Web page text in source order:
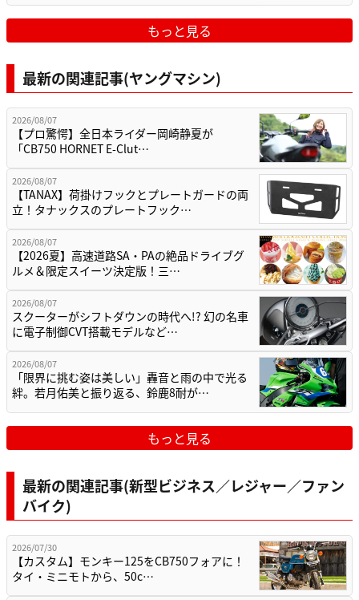
もっと見る
最新の関連記事(ヤングマシン)
2026/08/07
【プロ驚愕】全日本ライダー岡崎静夏が
「CB750 HORNET E-Clut…
2026/08/07
【TANAX】荷掛けフックとプレートガードの両
立！タナックスのプレートフック…
2026/08/07
【2026夏】高速道路SA・PAの絶品ドライブグ
ルメ＆限定スイーツ決定版！三…
2026/08/07
スクーターがシフトダウンの時代へ!? 幻の名車
に電子制御CVT搭載モデルなど…
2026/08/07
「限界に挑む姿は美しい」轟音と雨の中で光る
絆。若月佑美と振り返る、鈴鹿8耐が…
もっと見る
最新の関連記事(新型ビジネス／レジャー／ファン
バイク)
2026/07/30
【カスタム】モンキー125をCB750フォアに！
タイ・ミニモトから、50c…